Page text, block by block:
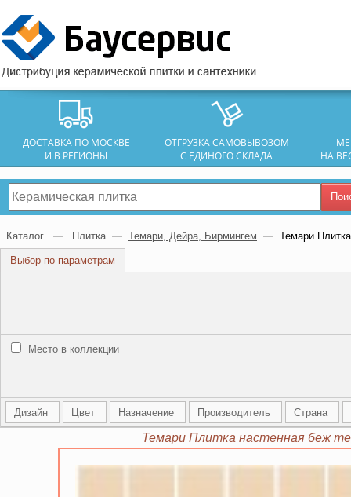
ДОСТАВКА ПО МОСКВЕ
И В РЕГИОНЫ
ОТГРУЗКА САМОВЫВОЗОМ
С ЕДИНОГО СКЛАДА
НА
Каталог — Плитка — Темари, Дейра, Бирмингем — Темари
Выбор по параметрам
Место в коллекции
Дизайн Цвет Назначение Производитель Страна
Темари Плитка настенная беж